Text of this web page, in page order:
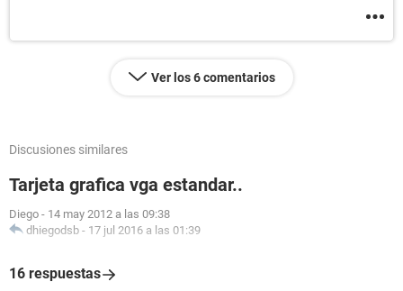
Ver los 6 comentarios
Discusiones similares
Tarjeta grafica vga estandar..
Diego - 14 may 2012 a las 09:38
dhiegodsb - 17 jul 2016 a las 01:39
16 respuestas